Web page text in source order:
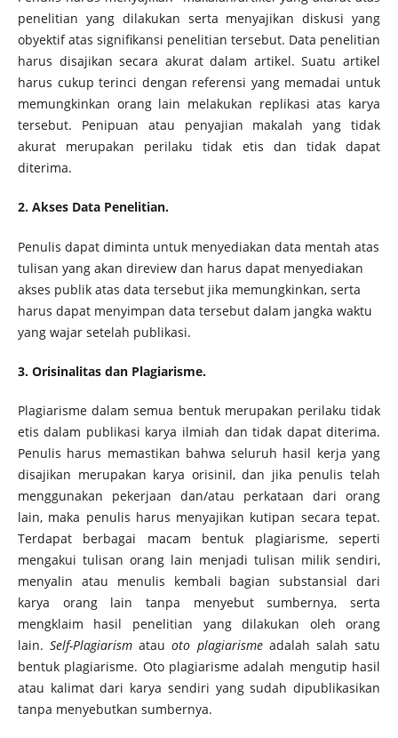
penelitian yang dilakukan serta menyajikan diskusi yang
obyektif atas signifikansi penelitian tersebut. Data penelitian
harus disajikan secara akurat dalam artikel. Suatu artikel
harus cukup terinci dengan referensi yang memadai untuk
memungkinkan orang lain melakukan replikasi atas karya
tersebut. Penipuan atau penyajian makalah yang tidak
akurat merupakan perilaku tidak etis dan tidak dapat
diterima.
2. Akses Data Penelitian.
Penulis dapat diminta untuk menyediakan data mentah atas
tulisan yang akan direview dan harus dapat menyediakan
akses publik atas data tersebut jika memungkinkan, serta
harus dapat menyimpan data tersebut dalam jangka waktu
yang wajar setelah publikasi.
3. Orisinalitas dan Plagiarisme.
Plagiarisme dalam semua bentuk merupakan perilaku tidak
etis dalam publikasi karya ilmiah dan tidak dapat diterima.
Penulis harus memastikan bahwa seluruh hasil kerja yang
disajikan merupakan karya orisinil, dan jika penulis telah
menggunakan pekerjaan dan/atau perkataan dari orang
lain, maka penulis harus menyajikan kutipan secara tepat.
Terdapat berbagai macam bentuk plagiarisme, seperti
mengakui tulisan orang lain menjadi tulisan milik sendiri,
menyalin atau menulis kembali bagian substansial dari
karya orang lain tanpa menyebut sumbernya, serta
mengklaim hasil penelitian yang dilakukan oleh orang
lain.Self-Plagiarism atauoto plagiarismeadalah salah satu
bentuk plagiarisme. Oto plagiarisme adalah mengutip hasil
atau kalimat dari karya sendiri yang sudah dipublikasikan
tanpa menyebutkan sumbernya.